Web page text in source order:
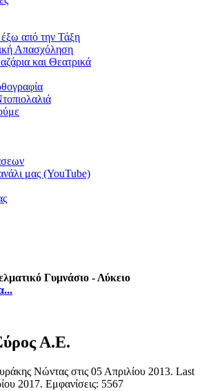
από την Τάξη
Απασχόληση
και Θεατρικά
μας (YouTube)
Γυμνάσιο - Λύκειο
Α.Ε.
Νώντας στις 05 Απριλίου 2013. Last
2017. Εμφανίσεις: 5567